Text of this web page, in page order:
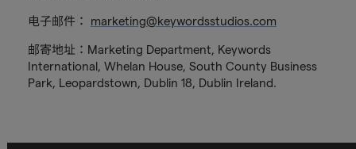
电子邮件： marketing@keywordsstudios.com
邮寄地址：Marketing Department, Keywords
International, Whelan House, South County Business
Park, Leopardstown, Dublin 18, Dublin Ireland.